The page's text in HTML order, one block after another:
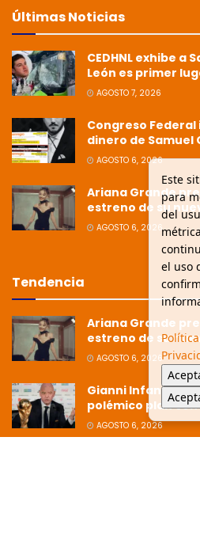
Últimas Noticias
CEDHNL exhibe a
León es primer
AGOSTO 7, 2026
Congreso
dinero de Samuel
AGOSTO 6, 2026
Ariana Grande
estreno de su
AGOSTO 6, 2026
Tendencia
Ariana Grande
estreno de su
AGOSTO 6, 2026
Gianni Infantino
polémico plan con
AGOSTO 6, 2026
Este
para
del
el uso